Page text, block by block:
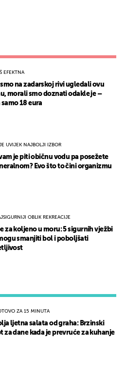
ZA 15 MINUTA
ljetna salata od graha: Brzinski
za dane kada je prevruće za kuhanje
EFEKTNA
smo na zadarskoj rivi ugledali ovu
morali smo doznati odakle je –
samo 18 eura
UVIJEK NAJBOLJI IZBOR
je piti običnu vodu pa posežete
Evo što to čini organizmu
OBLIK REKREACIJE
za koljeno u moru: 5 sigurnih vježbi
smanjiti bol i poboljšati